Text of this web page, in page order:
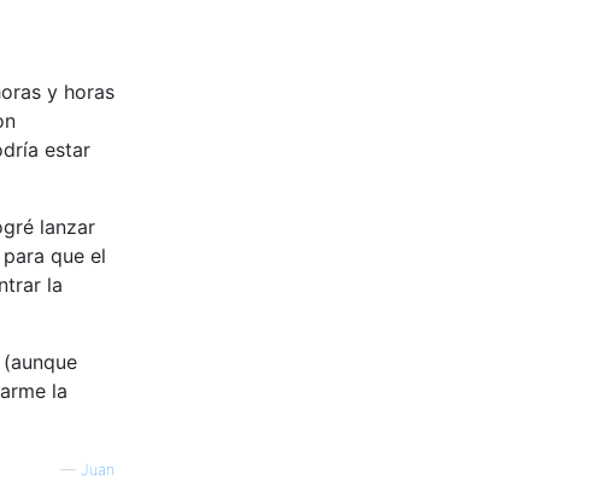
y horas
estar
lanzar
que el
la
la
— Juan